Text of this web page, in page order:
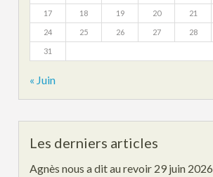
17 18 19 20 21
24 25 26 27 28
31
« Juin
Les derniers articles
Agnès nous a dit au revoir 29 juin 2026